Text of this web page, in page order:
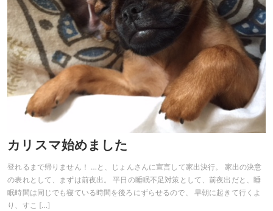
カリスマ始めました
登れるまで帰りません！ …と、じょんさんに宣言して家出決行。 家出の決意
の表れとして、まずは前夜出。 平日の睡眠不足対策として、前夜出だと、睡
眠時間は同じでも寝ている時間を後ろにずらせるので、 早朝に起きて行くよ
り、すこ […]